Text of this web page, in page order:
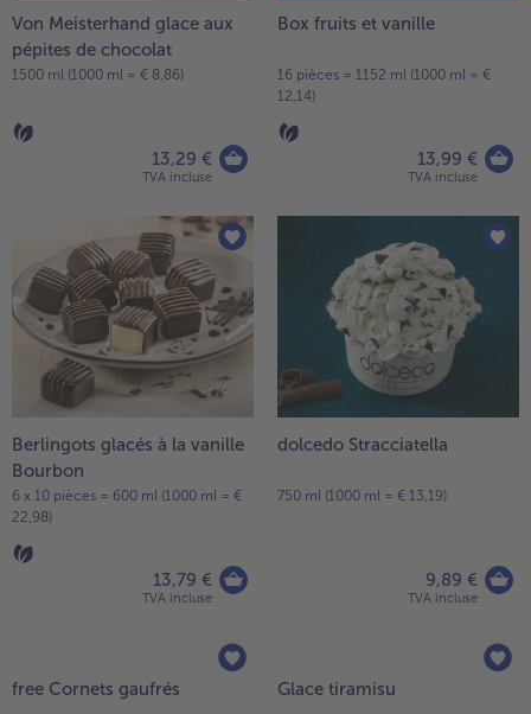
Von Meisterhand glace aux
pépites de chocolat
1500 ml (1000 ml = € 8,86)
13,29 €
TVA incluse
Box fruits et vanille
16 pièces = 1152 ml (1000 ml = €
12,14)
13,99 €
TVA incluse
Berlingots glacés à la vanille
Bourbon
6 x 10 pièces = 600 ml (1000 ml = €
22,98)
13,79 €
TVA incluse
dolcedo Stracciatella
750 ml (1000 ml = € 13,19)
9,89 €
TVA incluse